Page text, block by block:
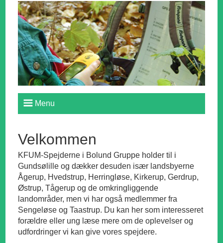
Menu
Velkommen
KFUM-Spejderne i Bolund Gruppe holder til i
Gundsølille og dækker desuden især landsbyerne
Ågerup, Hvedstrup, Herringløse, Kirkerup, Gerdrup,
Østrup, Tågerup og de omkringliggende
landområder, men vi har også medlemmer fra
Sengeløse og Taastrup. Du kan her som interesseret
forældre eller ung læse mere om de oplevelser og
udfordringer vi kan give vores spejdere.